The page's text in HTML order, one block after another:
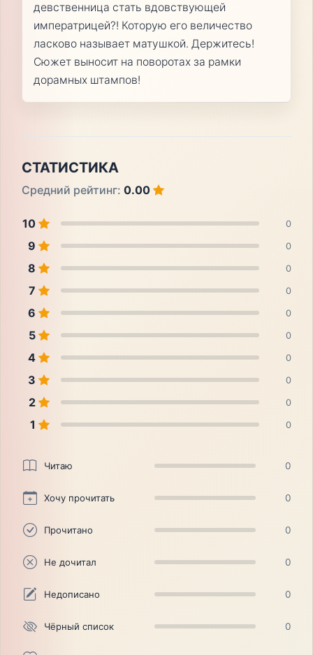
девственница стать вдовствующей
императрицей?! Которую его величество
ласково называет матушкой. Держитесь!
Сюжет выносит на поворотах за рамки
дорамных штампов!
СТАТИСТИКА
Средний рейтинг: 0.00
10 0
9 0
8 0
7 0
6 0
5 0
4 0
3 0
2 0
1 0
Читаю 0
Хочу прочитать 0
Прочитано 0
Не дочитал 0
Недописано 0
Чёрный список 0